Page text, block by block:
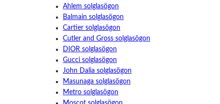
Ahlem solglasögon
Balmain solglasögon
Cartier solglasögon
Cutler and Gross solglasögon
DIOR solglasögon
Gucci solglasögon
John Dalia solglasögon
Masunaga solglasögon
Metro solglasögon